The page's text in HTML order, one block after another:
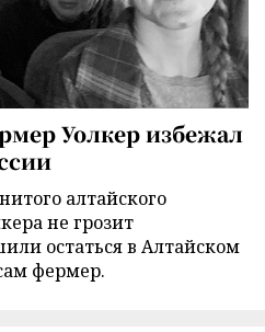
Уолкер избежал
алтайского
не грозит
остаться в Алтайском
фермер.